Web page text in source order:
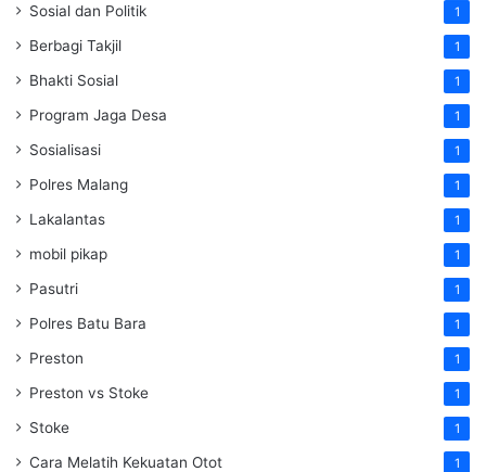
Sosial dan Politik 1
Berbagi Takjil 1
Bhakti Sosial 1
Program Jaga Desa 1
Sosialisasi 1
Polres Malang 1
Lakalantas 1
mobil pikap 1
Pasutri 1
Polres Batu Bara 1
Preston 1
Preston vs Stoke 1
Stoke 1
Cara Melatih Kekuatan Otot 1